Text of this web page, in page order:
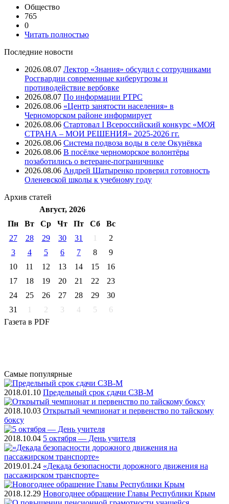
Общество
765
0
Читать полностью
Последние новости
2026.08.07 Лектор «Знания» обсудил с сотрудниками
Росгвардии современные киберугрозы и
противодействие вербовке
2026.08.07 ⁠По информации РТРС
2026.08.06 «Центр занятости населения» в
Черноморском районе информирует
2026.08.06 Стартовал I Всероссийский конкурс «МОЯ
СТРАНА – МОИ РЕШЕНИЯ» 2025-2026 гг.
2026.08.06 Система подвоза воды в селе Окунёвка
2026.08.06 В посёлке черноморское волонтёры
позаботились о ветеране-пограничнике
2026.08.06 Андрей Шатыренко проверил готовность
Оленевской школы к учебному году
Архив статей
Август, 2026
Пн
Вт Ср Чт Пт Cб
Вс
27
28 29 30 31 1
2
3
4 5 6 7 8
9
10
11 12 13 14 15
16
17
18 19 20 21 22
23
24
25 26 27 28 29
30
31
1 2 3 4 5
6
Газета в PDF
Самые популярные
2018.01.10 Предельный срок сдачи СЗВ-М
2018.10.03 Открытый чемпионат и первенство по тайскому
боксу
2018.10.04 5 октября — День учителя
2019.01.24 «Декада безопасности дорожного движения на
пассажирском транспорте»
2018.12.29 Новогоднее обращение Главы Республики Крым